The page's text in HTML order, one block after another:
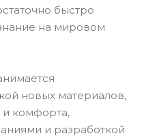
быстро
на мировом
новых материалов,
комфорта,
и разработкой